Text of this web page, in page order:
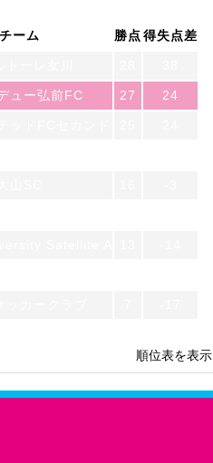
チーム 勝点得失点差
ュー弘前FC 27 24
順位表を表示